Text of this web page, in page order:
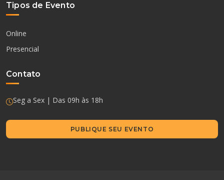
Tipos de Evento
Online
Presencial
Contato
Seg a Sex | Das 09h às 18h
PUBLIQUE SEU EVENTO